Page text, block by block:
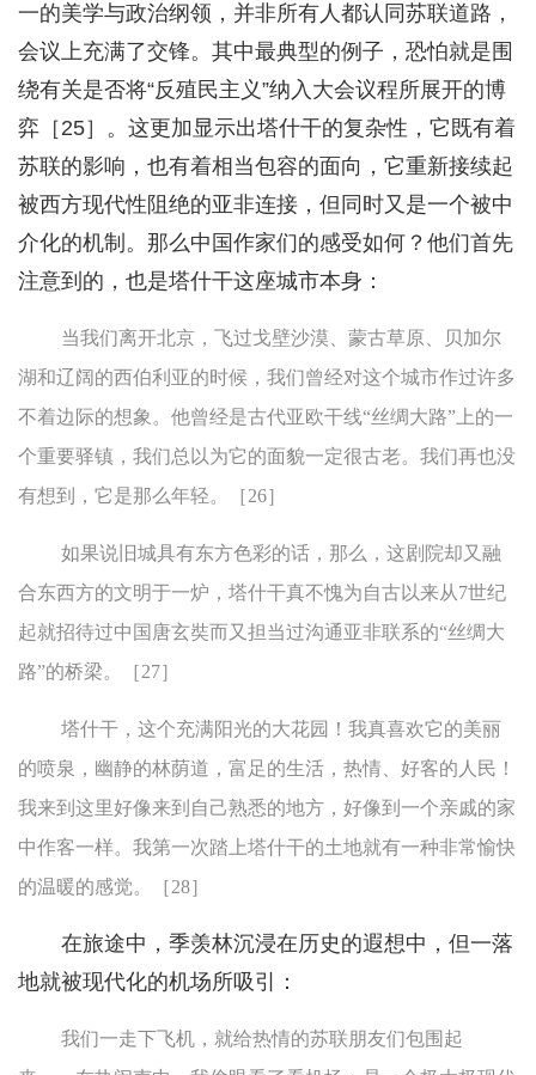
一的美学与政治纲领，并非所有人都认同苏联道路，
会议上充满了交锋。其中最典型的例子，恐怕就是围
绕有关是否将“反殖民主义”纳入大会议程所展开的博
弈［25］。这更加显示出塔什干的复杂性，它既有着
苏联的影响，也有着相当包容的面向，它重新接续起
被西方现代性阻绝的亚非连接，但同时又是一个被中
介化的机制。那么中国作家们的感受如何？他们首先
注意到的，也是塔什干这座城市本身：
当我们离开北京，飞过戈壁沙漠、蒙古草原、贝加尔
湖和辽阔的西伯利亚的时候，我们曾经对这个城市作过许多
不着边际的想象。他曾经是古代亚欧干线“丝绸大路”上的一
个重要驿镇，我们总以为它的面貌一定很古老。我们再也没
有想到，它是那么年轻。［26］
如果说旧城具有东方色彩的话，那么，这剧院却又融
合东西方的文明于一炉，塔什干真不愧为自古以来从7世纪
起就招待过中国唐玄奘而又担当过沟通亚非联系的“丝绸大
路”的桥梁。［27］
塔什干，这个充满阳光的大花园！我真喜欢它的美丽
的喷泉，幽静的林荫道，富足的生活，热情、好客的人民！
我来到这里好像来到自己熟悉的地方，好像到一个亲戚的家
中作客一样。我第一次踏上塔什干的土地就有一种非常愉快
的温暖的感觉。［28］
在旅途中，季羡林沉浸在历史的遐想中，但一落
地就被现代化的机场所吸引：
我们一走下飞机，就给热情的苏联朋友们包围起